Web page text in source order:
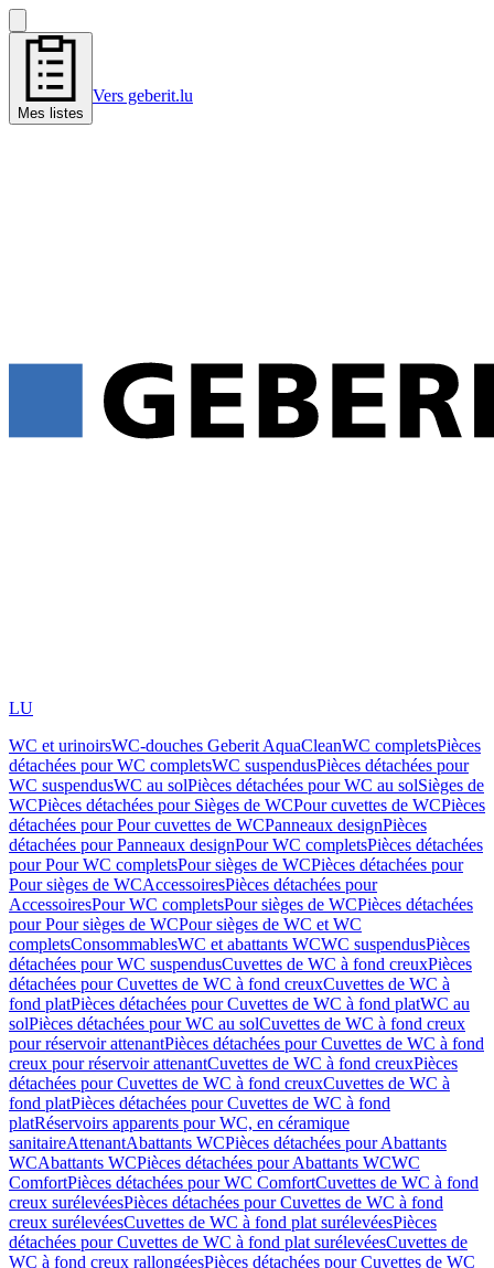
Mes listes
Vers geberit.lu
LU
WC et urinoirsWC-douches Geberit AquaCleanWC completsPièces
détachées pour WC completsWC suspendusPièces détachées pour
WC suspendusWC au solPièces détachées pour WC au solSièges de
WCPièces détachées pour Sièges de WCPour cuvettes de WCPièces
détachées pour Pour cuvettes de WCPanneaux designPièces
détachées pour Panneaux designPour WC completsPièces détachées
pour Pour WC completsPour sièges de WCPièces détachées pour
Pour sièges de WCAccessoiresPièces détachées pour
AccessoiresPour WC completsPour sièges de WCPièces détachées
pour Pour sièges de WCPour sièges de WC et WC
completsConsommablesWC et abattants WCWC suspendusPièces
détachées pour WC suspendusCuvettes de WC à fond creuxPièces
détachées pour Cuvettes de WC à fond creuxCuvettes de WC à
fond platPièces détachées pour Cuvettes de WC à fond platWC au
solPièces détachées pour WC au solCuvettes de WC à fond creux
pour réservoir attenantPièces détachées pour Cuvettes de WC à fond
creux pour réservoir attenantCuvettes de WC à fond creuxPièces
détachées pour Cuvettes de WC à fond creuxCuvettes de WC à
fond platPièces détachées pour Cuvettes de WC à fond
platRéservoirs apparents pour WC, en céramique
sanitaireAttenantAbattants WCPièces détachées pour Abattants
WCAbattants WCPièces détachées pour Abattants WCWC
ComfortPièces détachées pour WC ComfortCuvettes de WC à fond
creux surélevéesPièces détachées pour Cuvettes de WC à fond
creux surélevéesCuvettes de WC à fond plat surélevéesPièces
détachées pour Cuvettes de WC à fond plat surélevéesCuvettes de
WC à fond creux rallongéesPièces détachées pour Cuvettes de WC